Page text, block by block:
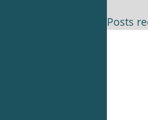
Posts